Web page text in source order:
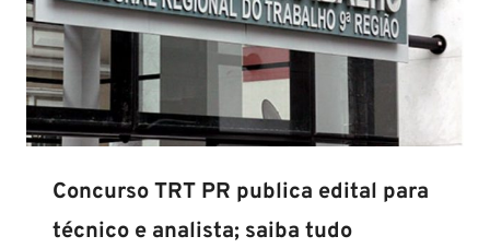
Concurso TRT PR publica edital para
técnico e analista; saiba tudo